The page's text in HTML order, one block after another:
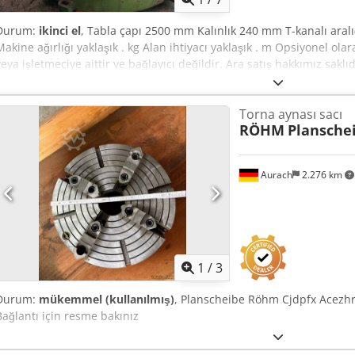
ikinci el, Tabla çapı 2500 mm Kalınlık 240 mm T-kanalı
ağırlığı yaklaşık . kg Alan ihtiyacı yaklaşık . m Opsiyonel
işletmeciye aittir ve bağlayıcı değildir. Ara satış hakkımız
Hakkımızda 400'den fazla kendi makinemiz stokta
vinç kapasitesi Crsdpfxeyuqiqo Ackef Atölyeniz için
veya iş yerinizi satmak istiyorsanız bize ulaşın. Daha fazla
randevu ile mümkündür. Ziyaretinizi bekleriz. Markus
1 /3
Aurach 2.276 km
Torna aynası sacı
RÖHM
mükemmel (kullanılmış), Planscheibe Röhm Cjdpfx
için resme bakınız